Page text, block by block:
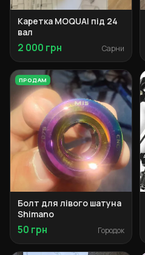
Каретка MOQUAI під 24
вал
2 000 грн Сарни
ПРОДАМ
Болт для лівого шатуна
Shimano
50 грн Городок